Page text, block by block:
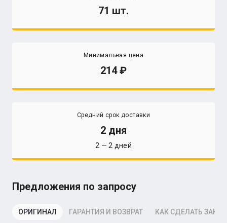
71 шт.
Минимальная цена
214
Средний срок доставки
2 дня
2 — 2 дней
Предложения по запросу
ОРИГИНАЛ ГАРАНТИЯ И ВОЗВРАТ КАК СДЕЛАТЬ